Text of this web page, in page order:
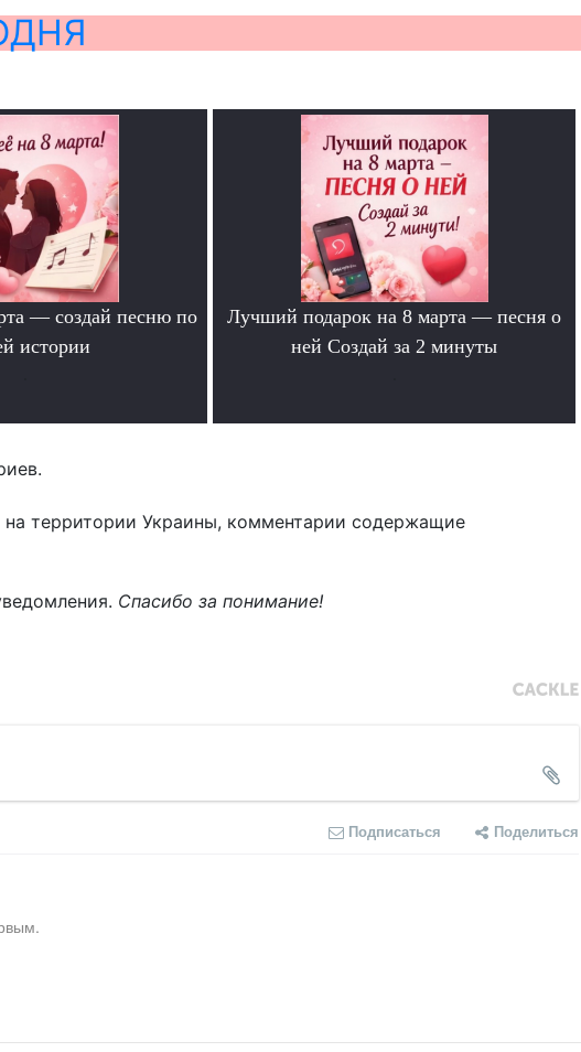
— создай песню по
истории
Лучший подарок на 8 марта — песня о
ней Создай за 2 минуты
территории Украины, комментарии содержащие
Спасибо за понимание!
Подписаться Поделиться